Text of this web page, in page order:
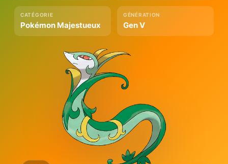
CATÉGORIE
Pokémon Majestueux
GÉNÉRATION
Gen V